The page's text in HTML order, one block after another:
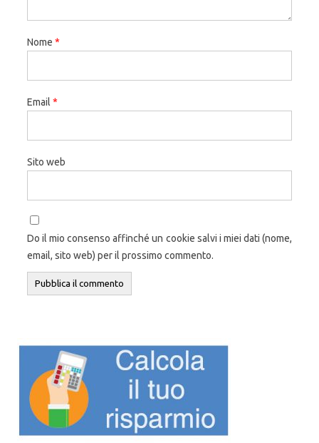
Nome *
Email *
Sito web
Do il mio consenso affinché un cookie salvi i miei dati (nome,
email, sito web) per il prossimo commento.